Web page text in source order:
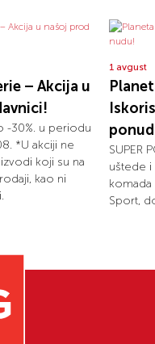
– Akcija u
-30%. u periodu
*U akciji ne
koji su na
kao ni
1 avgust
SUPER
uštede i
komada
Sport,